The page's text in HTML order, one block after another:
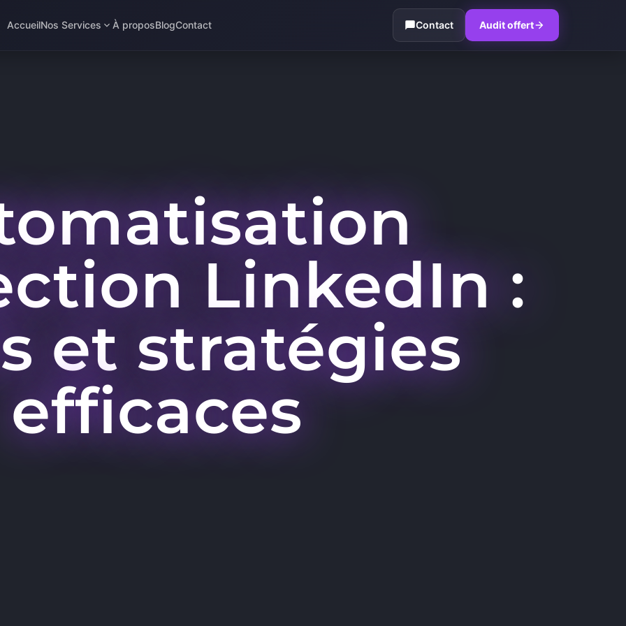
AccueilNos Services À proposBlogContact Contact Audit offert
LinkedIn :
et stratégies
efficaces